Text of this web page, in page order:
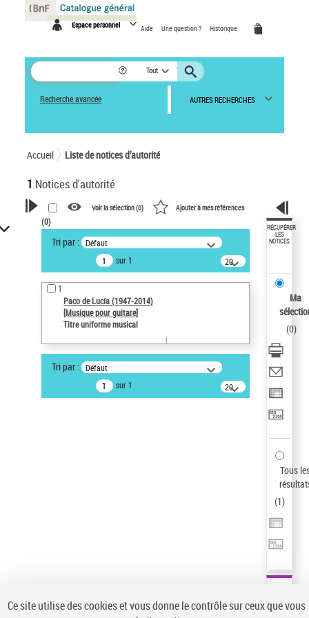
Espace personnel Aide Une question ? Historique
Tout
Recherche avancée AUTRES RECHERCHES
Accueil Liste de notices d’autorité
1 Notices d'autorité
VOTRE RECHERCHE
Recherche avancée dans les
notices d’autorité
Œuvres liées à l'auteur :
Paco de Lucía (1947-2014)
Auteur d’œuvre
Type de notice d'autorité
Œuvre
Statut de la notice d’autorité
Voir la sélection (0) Ajouter à mes références
(0)
Tri par : Défaut
sur 1
20
résultats/page
1
Paco de Lucía (1947-2014)
[Musique pour guitare]
Titre uniforme musical
Tri par : Défaut
sur 1
20
résultats/page
RÉCUPÉRER
LES
NOTICES
Ma
(0)
Tous
(1)
Panneau de gestion des cookies
Ce site utilise des cookies et vous donne le contrôle sur ceux que vous